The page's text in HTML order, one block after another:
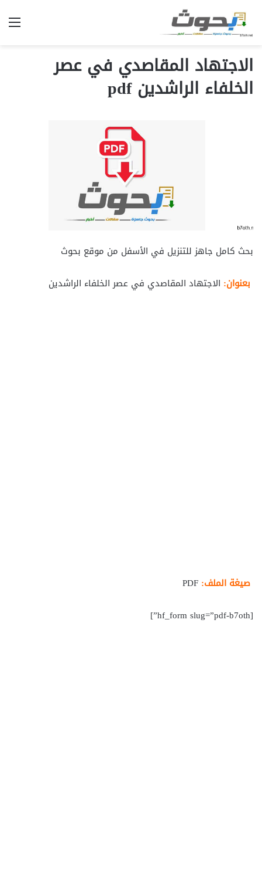
الاجتهاد المقاصدي في عصر
الخلفاء الراشدين pdf
بحث كامل جاهز للتنزيل في الأسفل من موقع بحوث
بعنوان: الاجتهاد المقاصدي في عصر الخلفاء الراشدين
صيغة الملف:
[hf_form slug=”pdf-b7oth”]